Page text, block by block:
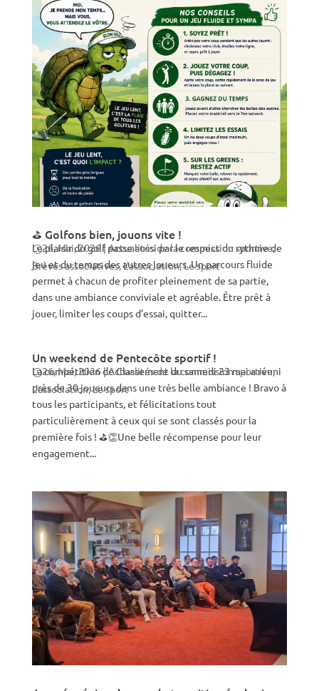
⛳ Golfons bien, jouons vite !
26, Mai, 2026|Actualités de la commission sportive,
Brèves associatives,L'association,Le sport
Le plaisir du golf passe aussi par le respect du rythme de
jeu et du temps des autres joueurs. Un parcours fluide
permet à chacun de profiter pleinement de sa partie,
dans une ambiance conviviale et agréable. Être prêt à
jouer, limiter les coups d’essai, quitter...
Un weekend de Pentecôte sportif !
26, Mai, 2026|Actualités de la commission sportive,
L'association,Le sport
La compétition de Classement du samedi 23 mai a réuni
près de 30 joueurs dans une très belle ambiance ! Bravo à
tous les participants, et félicitations tout
particulièrement à ceux qui se sont classés pour la
première fois ! ⛳👏Une belle récompense pour leur
engagement...